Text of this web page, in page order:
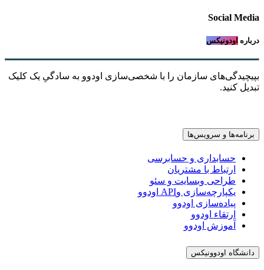
Social Media
درباره اودونیکس
بپیچیدگی‌های سازمان را با شخصی‌سازی اودوو به سادگیِ یک کلیک
تبدیل کنید.
برنامه‌ها و سرویس‌ها
حسابداری و حسابرسی
ارتباط با مشتریان
طراحی وبسایت و سئو
یکپارچه‌سازی وAPI اودوو
پیاده‌سازی اودوو
ارتقاء اودوو
آموزش اودوو
دانشگاه اودوونیکس